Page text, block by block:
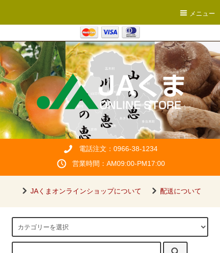
メニュー
電話注文：0966-38-1234
営業時間：AM09:00-PM17:00
JAくまオンラインショップについて 配送について